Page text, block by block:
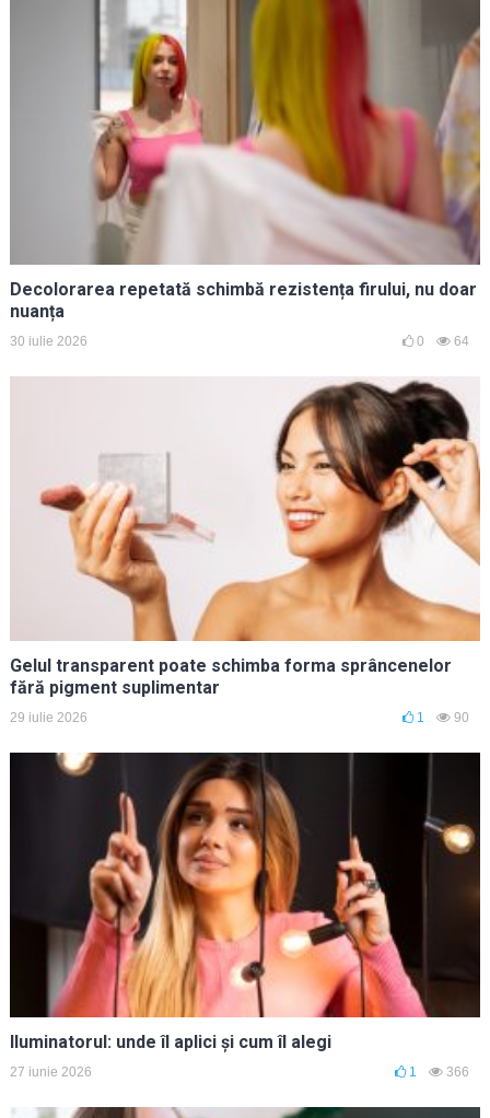
Decolorarea repetată schimbă rezistența firului, nu doar
nuanța
30 iulie 2026 0 64
Gelul transparent poate schimba forma sprâncenelor
fără pigment suplimentar
29 iulie 2026 1 90
Iluminatorul: unde îl aplici și cum îl alegi
27 iunie 2026 1 366